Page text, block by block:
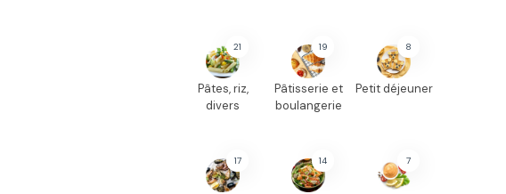
21
Pâtes, riz,
divers
19
Pâtisserie et
boulangerie
8
Petit déjeuner
17 14 7